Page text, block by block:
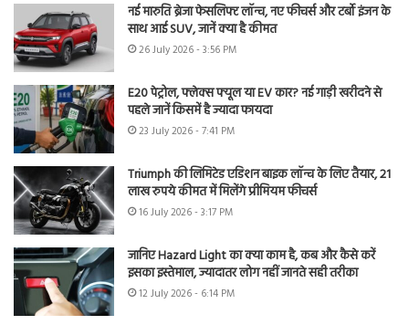
नई मारुति ब्रेजा फेसलिफ्ट लॉन्च, नए फीचर्स और टर्बो इंजन के
साथ आई SUV, जानें क्या है कीमत
26 July 2026 - 3:56 PM
E20 पेट्रोल, फ्लेक्स फ्यूल या EV कार? नई गाड़ी खरीदने से
पहले जानें किसमें है ज्यादा फायदा
23 July 2026 - 7:41 PM
Triumph की लिमिटेड एडिशन बाइक लॉन्च के लिए तैयार, 21
लाख रुपये कीमत में मिलेंगे प्रीमियम फीचर्स
16 July 2026 - 3:17 PM
जानिए Hazard Light का क्या काम है, कब और कैसे करें
इसका इस्तेमाल, ज्यादातर लोग नहीं जानते सही तरीका
12 July 2026 - 6:14 PM